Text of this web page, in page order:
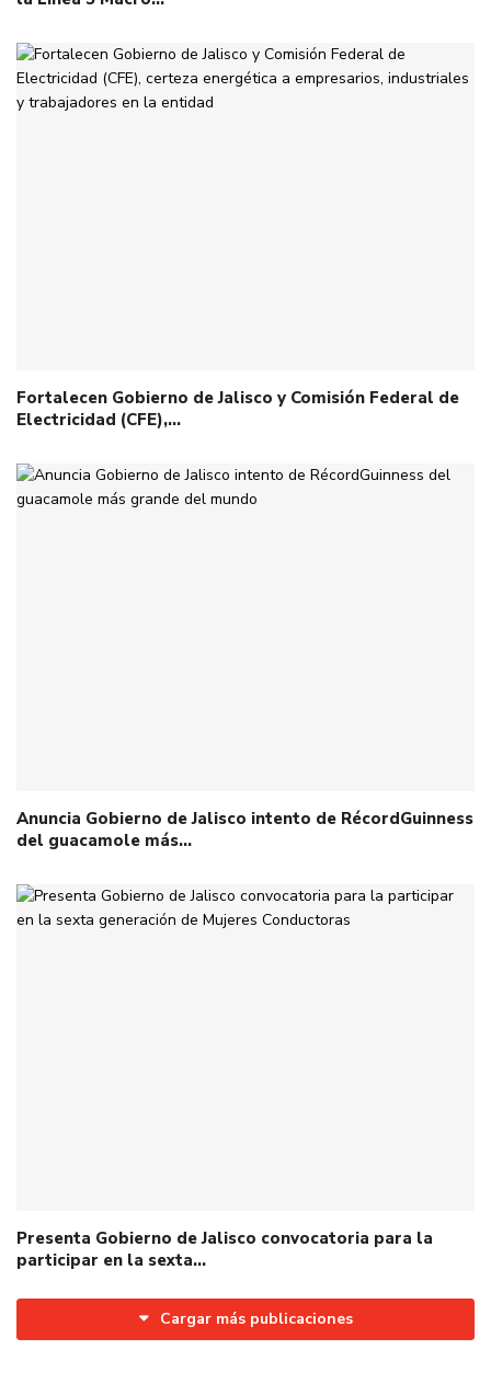
Fortalecen Gobierno de Jalisco y Comisión Federal de
Electricidad (CFE),…
Anuncia Gobierno de Jalisco intento de RécordGuinness
del guacamole más…
Presenta Gobierno de Jalisco convocatoria para la
participar en la sexta…
Cargar más publicaciones